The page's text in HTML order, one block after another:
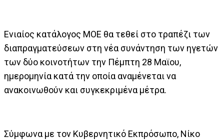
Ενιαίος κατάλογος ΜΟΕ θα τεθεί στο τραπέζι των
διαπραγματεύσεων στη νέα συνάντηση των ηγετών
των δύο κοινοτήτων την Πέμπτη 28 Μαϊου,
ημερομηνία κατά την οποία αναμένεται να
ανακοινωθούν και συγκεκριμένα μέτρα.
Σύμφωνα με τον Κυβερνητικό Εκπρόσωπο, Νίκο